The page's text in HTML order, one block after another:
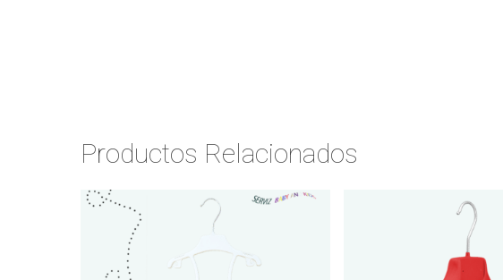
Productos Relacionados